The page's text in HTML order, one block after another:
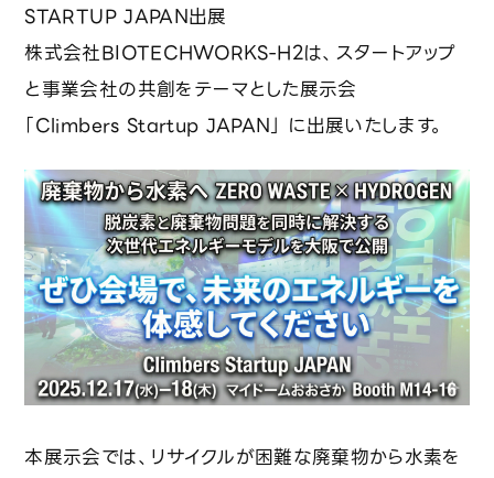
トレーサビリティとCSR対応
前処理最適化プロセス
技術レポート
サステナビリティ
環境への取り組み
SDGs対応
カーボンニュートラル戦略
STARTUP JAPAN出展
株式会社BIOTECHWORKS-H2は、スタートアップ
と事業会社の共創をテーマとした展示会
「Climbers Startup JAPAN」 に出展いたします。
本展示会では、リサイクルが困難な廃棄物から水素を